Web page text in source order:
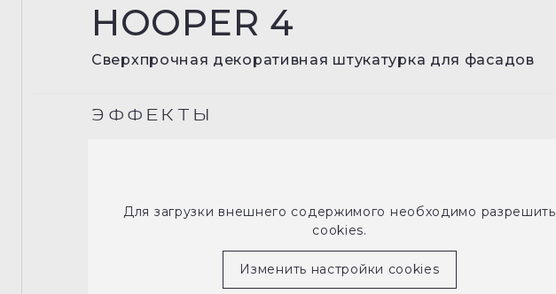
HOOPER 4
Сверхпрочная декоративная штукатурка для фасадов
ЭФФЕКТЫ
Для загрузки внешнего содержимого необходимо разрешить
cookies.
Изменить настройки cookies